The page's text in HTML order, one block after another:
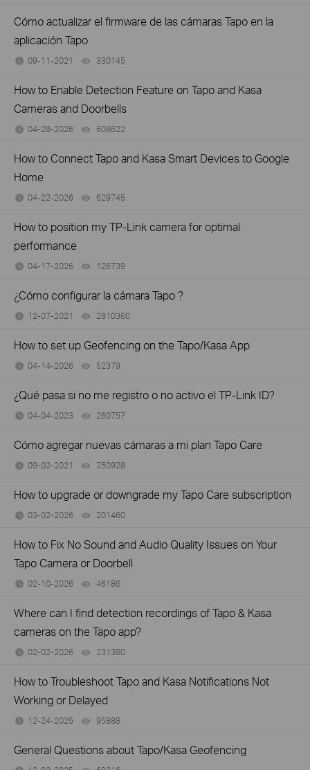
Cómo actualizar el firmware de las cámaras Tapo en la
aplicación Tapo
09-11-2021 330145
How to Enable Detection Feature on Tapo and Kasa
Cameras and Doorbells
04-28-2026 608622
How to Connect Tapo and Kasa Smart Devices to Google
Home
04-22-2026 629745
How to position my TP-Link camera for optimal
performance
04-17-2026 126739
¿Cómo configurar la cámara Tapo ?
12-07-2021 2810360
How to set up Geofencing on the Tapo/Kasa App
04-14-2026 52379
¿Qué pasa si no me registro o no activo el TP-Link ID?
04-04-2023 260757
Cómo agregar nuevas cámaras a mi plan Tapo Care
09-02-2021 250928
How to upgrade or downgrade my Tapo Care subscription
03-02-2026 201460
How to Fix No Sound and Audio Quality Issues on Your
Tapo Camera or Doorbell
02-10-2026 46186
Where can I find detection recordings of Tapo & Kasa
cameras on the Tapo app?
02-02-2026 231380
How to Troubleshoot Tapo and Kasa Notifications Not
Working or Delayed
12-24-2025 95888
General Questions about Tapo/Kasa Geofencing